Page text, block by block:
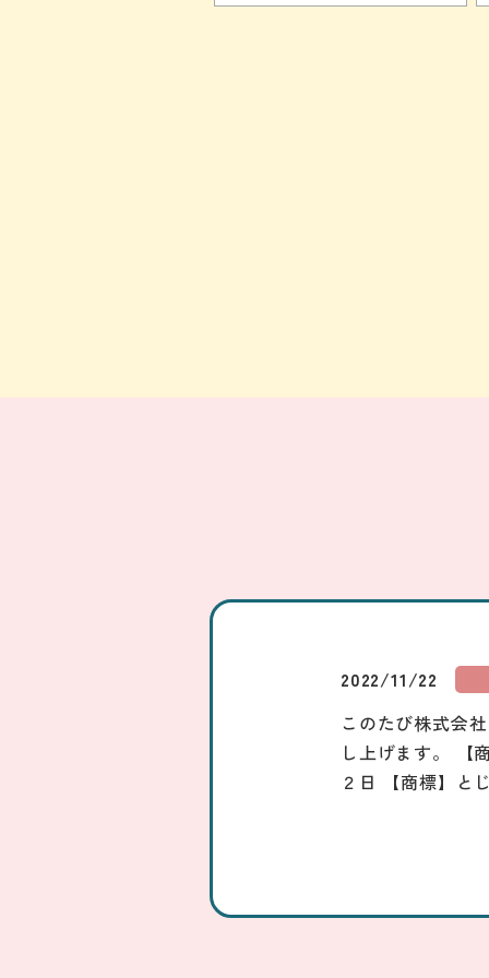
2022/11/22
このたび株式会
し上げます。 【
２日 【商標】と